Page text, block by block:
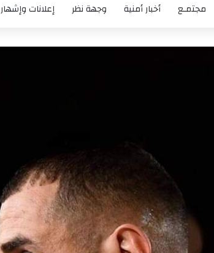
مجتمـع أخبار أمنية وجهة نظر إعلانات وإشهار